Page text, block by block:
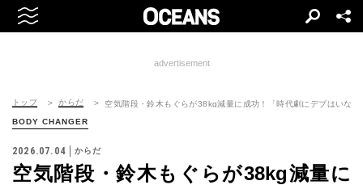
advertisement
トップ からだ 空気階段・鈴木もぐらが38kg減量に成功！「時代劇にデブはいない
BODY CHANGER
2026.07.04 からだ
空気階段・鈴木もぐらが38kg減量に